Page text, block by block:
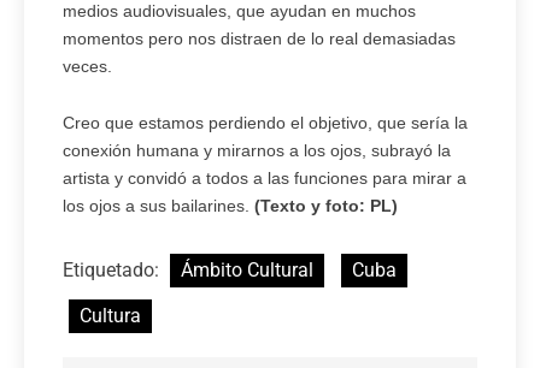
medios audiovisuales, que ayudan en muchos
momentos pero nos distraen de lo real demasiadas
veces.
Creo que estamos perdiendo el objetivo, que sería la
conexión humana y mirarnos a los ojos, subrayó la
artista y convidó a todos a las funciones para mirar a
los ojos a sus bailarines. (Texto y foto: PL)
Etiquetado: Ámbito Cultural
Cuba
Cultura